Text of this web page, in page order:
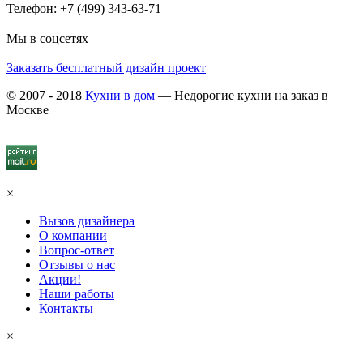
Телефон: +7 (499) 343-63-71
Мы в соцсетях
Заказать бесплатный дизайн проект
© 2007 - 2018 Кухни в дом — Недорогие кухни на заказ в
Москве
×
Вызов дизайнера
О компании
Вопрос-ответ
Отзывы о нас
Акции!
Наши работы
Контакты
×